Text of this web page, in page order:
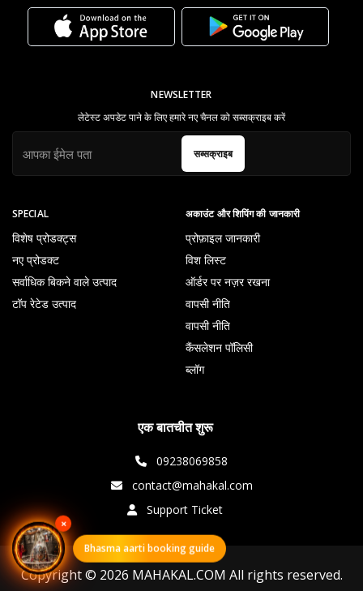
SPECIAL
विशेष प्रोडक्ट्स
नए प्रोडक्ट
सर्वाधिक बिकने वाले उत्पाद
टॉप रेटेड उत्पाद
अकाउंट और शिपिंग की जानकारी
प्रोफ़ाइल जानकारी
विश लिस्ट
ऑर्डर पर नज़र रखना
वापसी नीति
वापसी नीति
कैंसलेशन पॉलिसी
ब्लॉग
NEWSLETTER
लेटेस्ट अपडेट पाने के लिए हमारे नए चैनल को सब्सक्राइब करें
सब्सक्राइब
एक बातचीत शुरू
09238069858
contact@mahakal.com
Support Ticket
Copyright © 2026 MAHAKAL.COM All rights reserved.
×
Bhasma aarti booking guide